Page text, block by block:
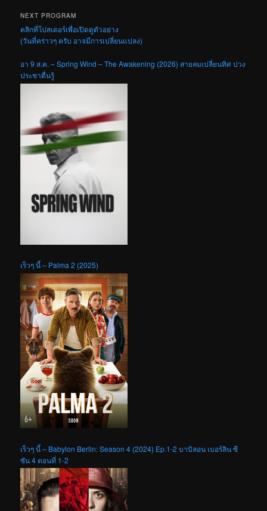
NEXT PROGRAM
คลิกที่โปสเตอร์เพื่อเปิดดูตัวอย่าง
(วันที่คร่าวๆ ครับ อาจมีการเปลี่ยนแปลง)
อา 9 ส.ค. – Spring Wind – The Awakening (2026) สายลมเปลี่ยนทิศ ปวง
ประชาตื่นรู้
เร็วๆ นี้ – Palma 2 (2025)
เร็วๆ นี้ – Babylon Berlin: Season 4 (2024) Ep.1-2 บาบิลอน เบอร์ลิน ซี
ซัน 4 ตอนที่ 1-2